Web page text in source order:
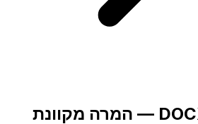
ממיר ODT ל-DOCX — המרה מקוונת